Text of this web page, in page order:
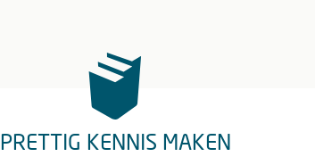
PRETTIG KENNIS MAKEN